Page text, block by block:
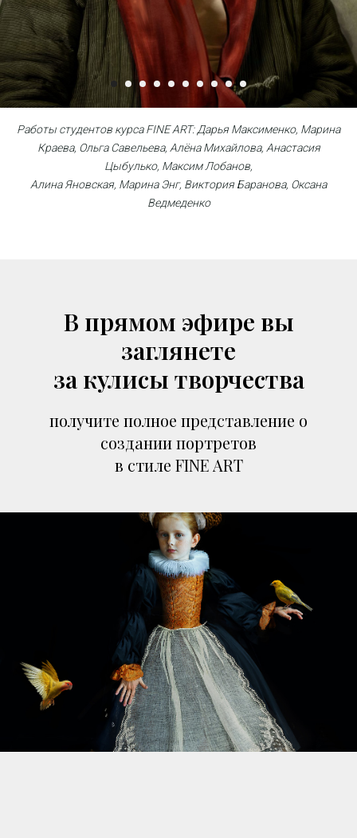
Работы студентов курса FINE ART: Дарья Максименко, Марина
Краева, Ольга Савельева, Алёна Михайлова, Анастасия
Цыбулько, Максим Лобанов,
Алина Яновская, Марина Энг, Виктория Баранова, Оксана
Ведмеденко
В прямом эфире вы
заглянете
за кулисы творчества
получите полное представление о
создании портретов
в стиле FINE ART